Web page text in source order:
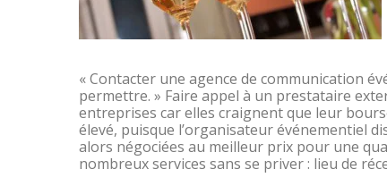
« Contacter une agence de communication
permettre. » Faire appel à un prestataire
entreprises car elles craignent que leur
élevé, puisque l’organisateur événementiel
alors négociées au meilleur prix pour une
nombreux services sans se priver : lieu de